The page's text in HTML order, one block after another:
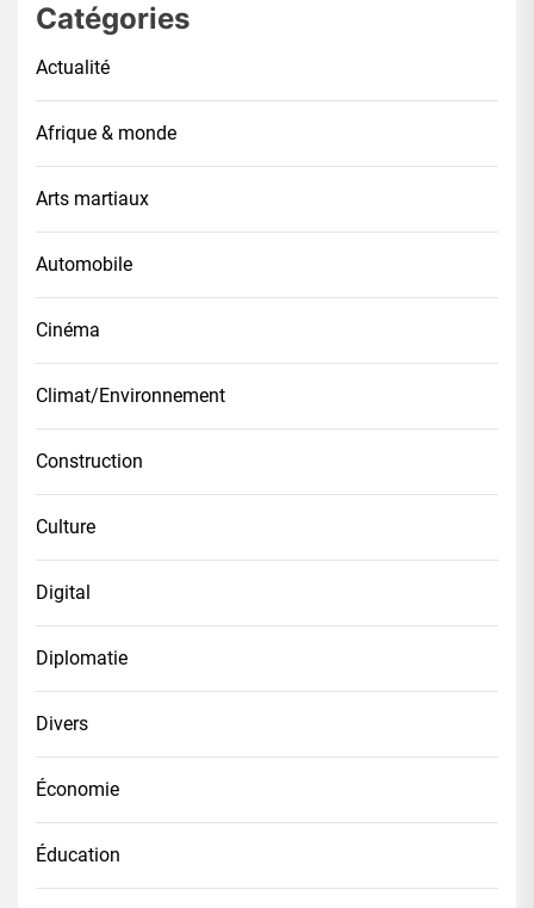
Catégories
Actualité
Afrique & monde
Arts martiaux
Automobile
Cinéma
Climat/Environnement
Construction
Culture
Digital
Diplomatie
Divers
Économie
Éducation